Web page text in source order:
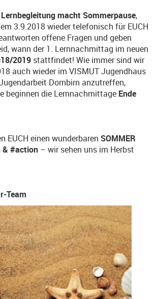
macht Sommerpause,
3.9.2018 wieder telefonisch für EUCH
offene Fragen und geben
wann der 1. Lernnachmittag im neuen
2019 stattfindet! Wie immer sind wir
auch wieder im VISMUT Jugendhaus
Dornbirn anzutreffen,
beginnen die Lernnachmittage Ende
EUCH einen wunderbaren SOMMER
#action – wir sehen uns im Herbst
Team